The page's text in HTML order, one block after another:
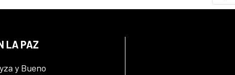
LA PAZ
y Bueno